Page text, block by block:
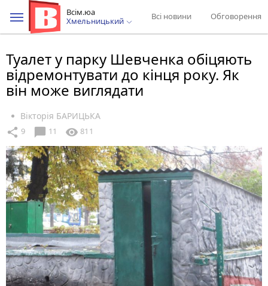
Всім.юа
Хмельницький
Всі новини Обговорення
Туалет у парку Шевченка обіцяють
відремонтувати до кінця року. Як
він може виглядати
Вікторія БАРИЦЬКА
share 9 chat_bubble 11 visibility 811